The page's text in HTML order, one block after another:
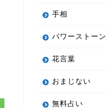
手相
パワーストーン
花言葉
おまじない
無料占い